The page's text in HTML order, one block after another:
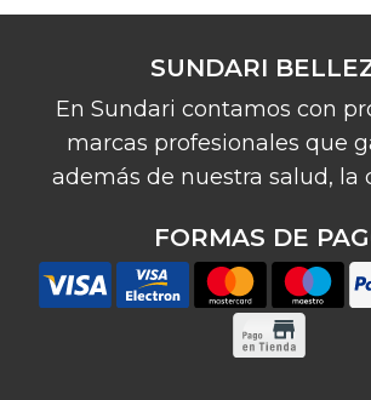
SUNDARI
En Sundari contamos con
marcas profesionales que
además de nuestra salud, la
FORMAS DE